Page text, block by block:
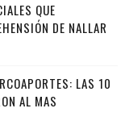
QUE
DE NALLAR
LAS 10
AL MAS